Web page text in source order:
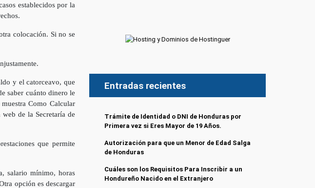
establecidos por la
colocación. Si no se
y el catorceavo, que
saber cuánto dinero le
Como Calcular
de la Secretaría de
que permite
salario mínimo, horas
opción es descargar
Entradas recientes
Trámite de Identidad o DNI de Honduras por
Primera vez si Eres Mayor de 19 Años.
Autorización para que un Menor de Edad Salga
de Honduras
Cuáles son los Requisitos Para Inscribir a un
Hondureño Nacido en el Extranjero